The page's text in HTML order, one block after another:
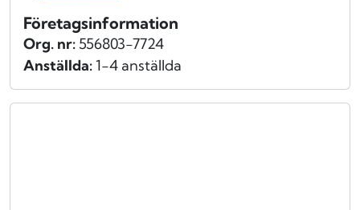
Företagsinformation
Org. nr: 556803-7724
Anställda:1-4 anställda